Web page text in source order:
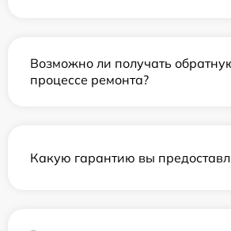
Возможно ли получать
процессе ремонта?
Какую гарантию вы